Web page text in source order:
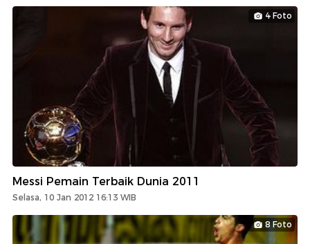
4 Foto
Messi Pemain Terbaik Dunia 2011
Selasa, 10 Jan 2012 16:13 WIB
8 Foto